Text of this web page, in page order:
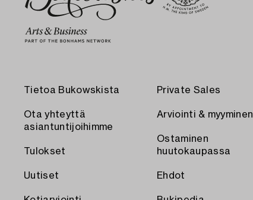
Tietoa Bukowskista
Ota yhteyttä
asiantuntijoihimme
Tulokset
Uutiset
Private Sales
Arviointi & myyminen
Ostaminen
huutokaupassa
Ehdot